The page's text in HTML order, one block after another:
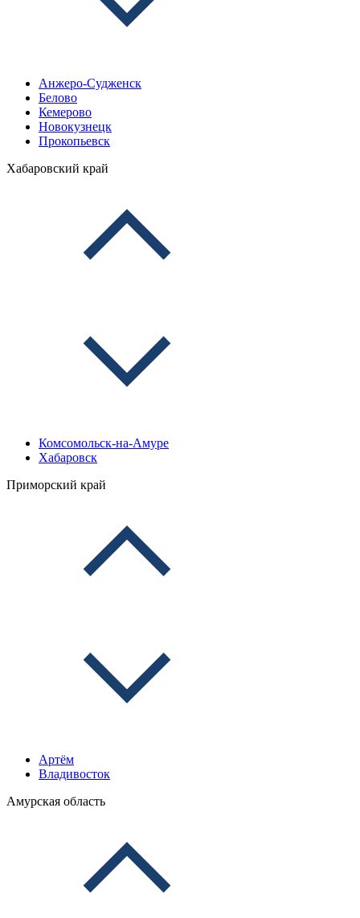
Анжеро-Судженск
Белово
Кемерово
Новокузнецк
Прокопьевск
Хабаровский край
Комсомольск-на-Амуре
Хабаровск
Приморский край
Артём
Владивосток
Амурская область